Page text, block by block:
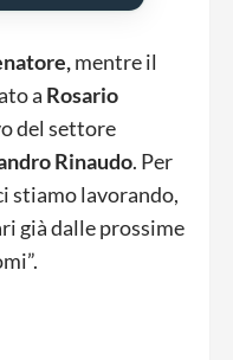
mentre il
a Rosario
del settore
Rinaudo. Per
stiamo lavorando,
già dalle prossime